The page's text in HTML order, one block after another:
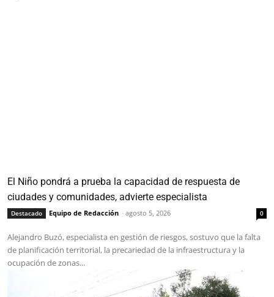
El Niño pondrá a prueba la capacidad de respuesta de
ciudades y comunidades, advierte especialista
Destacado Equipo de Redacción - agosto 5, 2026 0
Alejandro Buzó, especialista en gestión de riesgos, sostuvo que la falta
de planificación territorial, la precariedad de la infraestructura y la
ocupación de zonas...